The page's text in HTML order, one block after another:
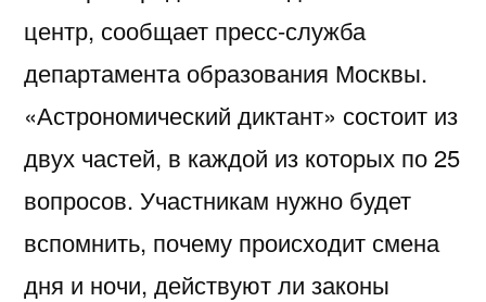
центр, сообщает пресс-служба
департамента образования Москвы.
«Астрономический диктант» состоит из
двух частей, в каждой из которых по 25
вопросов. Участникам нужно будет
вспомнить, почему происходит смена
дня и ночи, действуют ли законы